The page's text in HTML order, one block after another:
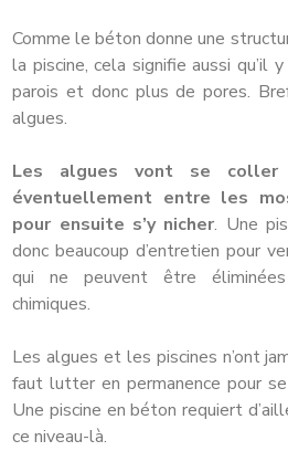
Comme le béton donne une
la piscine, cela signifie aussi qu’il
parois et donc plus de pores.
algues.
Les algues vont se
éventuellement entre les
pour ensuite s’y nicher. Une
donc beaucoup d’entretien pour
qui ne peuvent être
chimiques.
Les algues et les piscines n’ont
faut lutter en permanence pour
Une piscine en béton requiert
ce niveau-là.